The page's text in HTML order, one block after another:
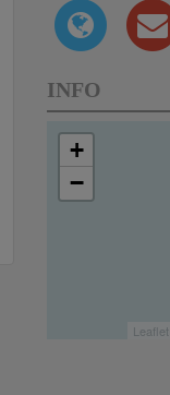
INFO
+
−
Leaflet